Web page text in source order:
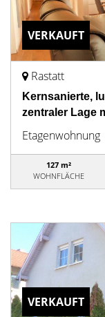
VERKAUFT
Rastatt
Kernsanierte,
zentraler Lage
Etagenwohnung
127 m²
WOHNFLÄCHE
VERKAUFT